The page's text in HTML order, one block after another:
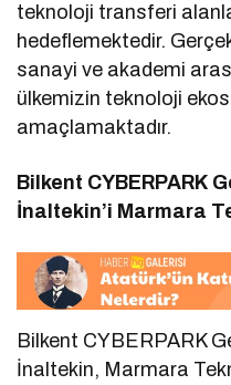
teknoloji transferi
hedeflemektedir.
sanayi ve akademi
ülkemizin teknoloji
amaçlamaktadır.
Bilkent CYBERPARK
İnaltekin’i Marmara
Bilkent CYBERPARK
İnaltekin, Marmara